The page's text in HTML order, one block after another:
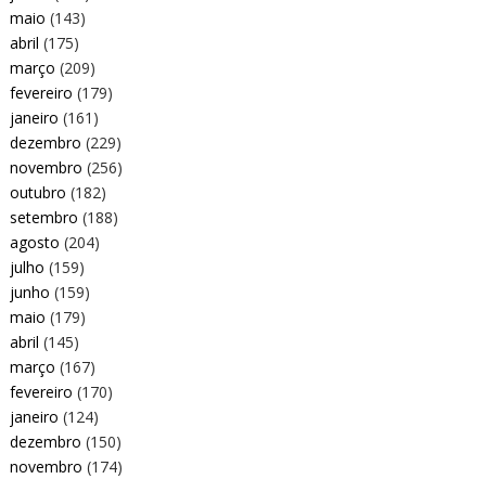
maio (143)
abril (175)
março (209)
fevereiro (179)
janeiro (161)
dezembro (229)
novembro (256)
outubro (182)
setembro (188)
agosto (204)
julho (159)
junho (159)
maio (179)
abril (145)
março (167)
fevereiro (170)
janeiro (124)
dezembro (150)
novembro (174)